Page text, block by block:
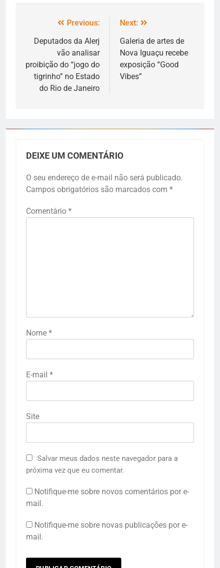
Previous:
Deputados da Alerj
vão analisar
proibição do “jogo do
tigrinho” no Estado
do Rio de Janeiro
Next:
Galeria de artes de
Nova Iguaçu recebe
exposição “Good
Vibes”
DEIXE UM COMENTÁRIO
O seu endereço de e-mail não será publicado.
Campos obrigatórios são marcados com *
Comentário *
Nome *
E-mail *
Site
Salvar meus dados neste navegador para a
próxima vez que eu comentar.
Notifique-me sobre novos comentários por e-
mail.
Notifique-me sobre novas publicações por e-
mail.